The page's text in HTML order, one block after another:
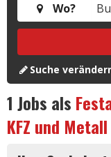
Wo?
Suche
1 Jobs als
KFZ und Metall